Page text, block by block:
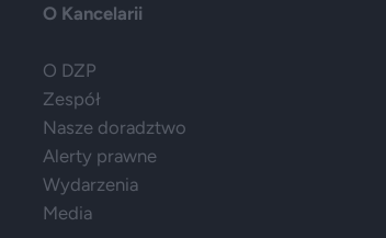
O Kancelarii
O DZP
Zespół
Nasze doradztwo
Alerty prawne
Wydarzenia
Media